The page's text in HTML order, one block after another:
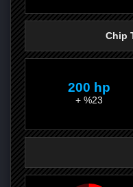
Chip
200 hp
+ %23